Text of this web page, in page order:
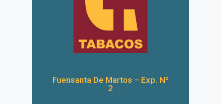
Fuensanta De Martos – Exp. Nº
2